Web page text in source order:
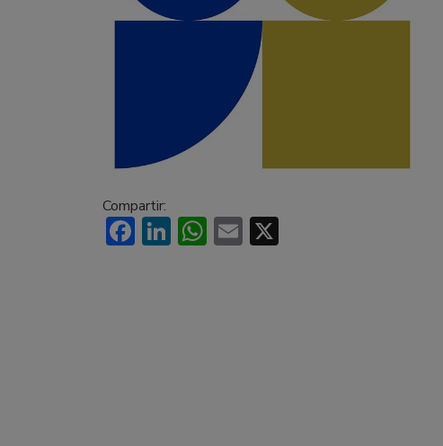
Compartir:
Facebook
LinkedIn
WhatsApp
Email